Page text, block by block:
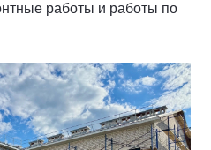
работы и работы по